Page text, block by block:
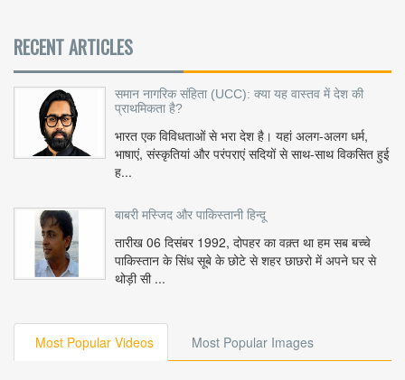
RECENT ARTICLES
समान नागरिक संहिता (UCC): क्या यह वास्तव में देश की
प्राथमिकता है?
भारत एक विविधताओं से भरा देश है। यहां अलग-अलग धर्म,
भाषाएं, संस्कृतियां और परंपराएं सदियों से साथ-साथ विकसित हुई
ह...
बाबरी मस्जिद और पाकिस्तानी हिन्दू
तारीख 06 दिसंबर 1992, दोपहर का वक़्त था हम सब बच्चे
पाकिस्तान के सिंध सूबे के छोटे से शहर छाछरो में अपने घर से
थोड़ी सी ...
Most Popular Videos Most Popular Images